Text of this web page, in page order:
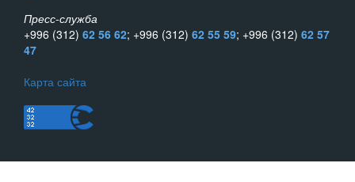
Пресс-служба
+996 (312) 62 56 62; +996 (312) 62 55 59; +996 (312) 62 57
47
Карта сайта